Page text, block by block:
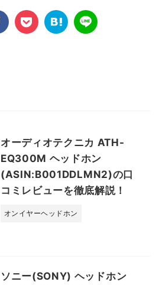
オーディオテクニカ ATH-
EQ300M ヘッドホン
(ASIN:B001DDLMN2)の口
コミレビューを徹底解説！
オンイヤーヘッドホン
ソニー(SONY) ヘッドホン